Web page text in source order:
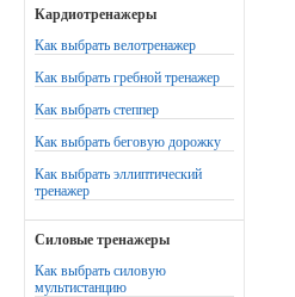
Кардиотренажеры
Как выбрать велотренажер
Как выбрать гребной тренажер
Как выбрать степпер
Как выбрать беговую дорожку
Как выбрать эллиптический
тренажер
Силовые тренажеры
Как выбрать силовую
мультистанцию